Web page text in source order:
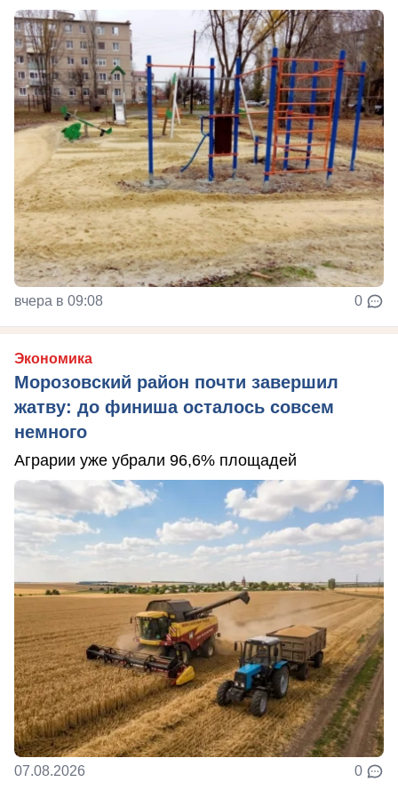
вчера в 09:08 0
Экономика
Морозовский район почти завершил
жатву: до финиша осталось совсем
немного
Аграрии уже убрали 96,6% площадей
07.08.2026 0